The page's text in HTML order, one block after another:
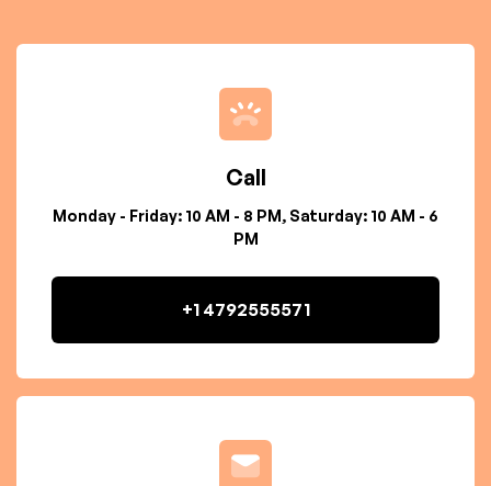
Call
Monday - Friday: 10 AM - 8 PM, Saturday: 10 AM - 6
PM
+1 4792555571